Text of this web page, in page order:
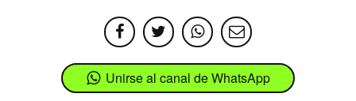
Unirse al canal de WhatsApp